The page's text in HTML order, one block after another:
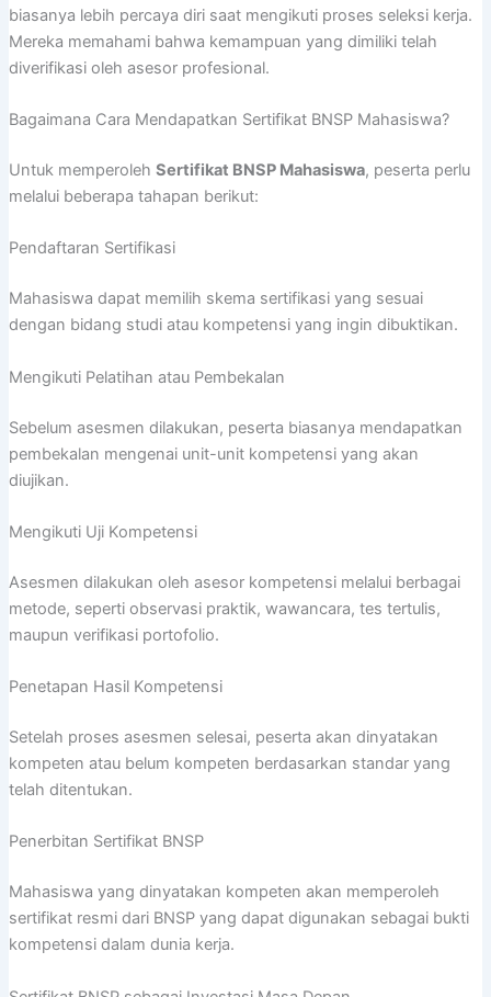
biasanya lebih percaya diri saat mengikuti proses seleksi kerja.
Mereka memahami bahwa kemampuan yang dimiliki telah
diverifikasi oleh asesor profesional.
Bagaimana Cara Mendapatkan Sertifikat BNSP Mahasiswa?
Untuk memperoleh Sertifikat BNSP Mahasiswa, peserta perlu
melalui beberapa tahapan berikut:
Pendaftaran Sertifikasi
Mahasiswa dapat memilih skema sertifikasi yang sesuai
dengan bidang studi atau kompetensi yang ingin dibuktikan.
Mengikuti Pelatihan atau Pembekalan
Sebelum asesmen dilakukan, peserta biasanya mendapatkan
pembekalan mengenai unit-unit kompetensi yang akan
diujikan.
Mengikuti Uji Kompetensi
Asesmen dilakukan oleh asesor kompetensi melalui berbagai
metode, seperti observasi praktik, wawancara, tes tertulis,
maupun verifikasi portofolio.
Penetapan Hasil Kompetensi
Setelah proses asesmen selesai, peserta akan dinyatakan
kompeten atau belum kompeten berdasarkan standar yang
telah ditentukan.
Penerbitan Sertifikat BNSP
Mahasiswa yang dinyatakan kompeten akan memperoleh
sertifikat resmi dari BNSP yang dapat digunakan sebagai bukti
kompetensi dalam dunia kerja.